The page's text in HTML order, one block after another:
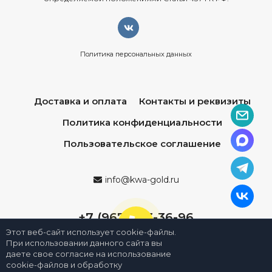
Политика персональных данных
Доставка и оплата
Контакты и реквизиты
Политика конфиденциальности
Пользовательское соглашение
info@kwa-gold.ru
+7 (967) 013-36-96
Этот веб-сайт использует cookie-файлы.
При использовании данного сайта вы
даете свое согласие на использование
cookie-файлов и обработку